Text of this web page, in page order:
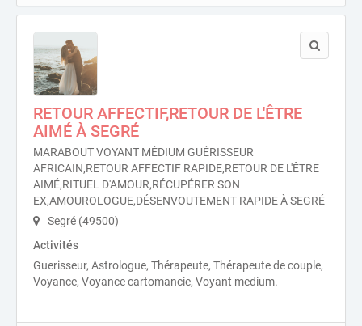
RETOUR AFFECTIF,RETOUR DE L'ÊTRE
AIMÉ À SEGRÉ
MARABOUT VOYANT MÉDIUM GUÉRISSEUR
AFRICAIN,RETOUR AFFECTIF RAPIDE,RETOUR DE L'ÊTRE
AIMÉ,RITUEL D'AMOUR,RÉCUPÉRER SON
EX,AMOUROLOGUE,DÉSENVOUTEMENT RAPIDE À SEGRÉ
Segré (49500)
Activités
Guerisseur, Astrologue, Thérapeute, Thérapeute de couple,
Voyance, Voyance cartomancie, Voyant medium.